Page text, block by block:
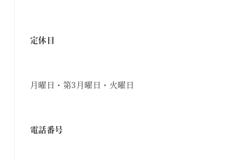
定休日
月曜日・第3月曜日・火曜日
電話番号